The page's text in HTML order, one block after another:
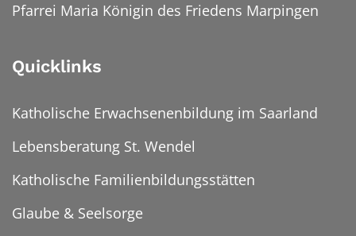
Pfarrei Maria Königin des Friedens Marpingen
Quicklinks
Katholische Erwachsenenbildung im Saarland
Lebensberatung St. Wendel
Katholische Familienbildungsstätten
Glaube & Seelsorge